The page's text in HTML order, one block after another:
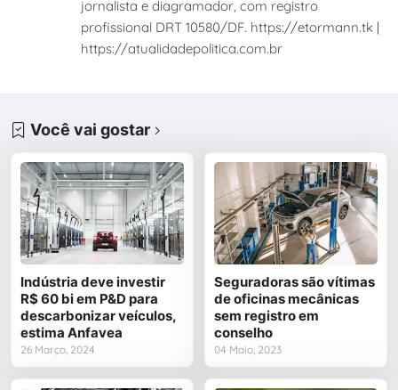
jornalista e diagramador, com registro
profissional DRT 10580/DF. https://etormann.tk |
https://atualidadepolitica.com.br
Você vai gostar
Indústria deve investir
R$ 60 bi em P&D para
descarbonizar veículos,
estima Anfavea
26 Março, 2024
Seguradoras são vítimas
de oficinas mecânicas
sem registro em
conselho
04 Maio, 2023